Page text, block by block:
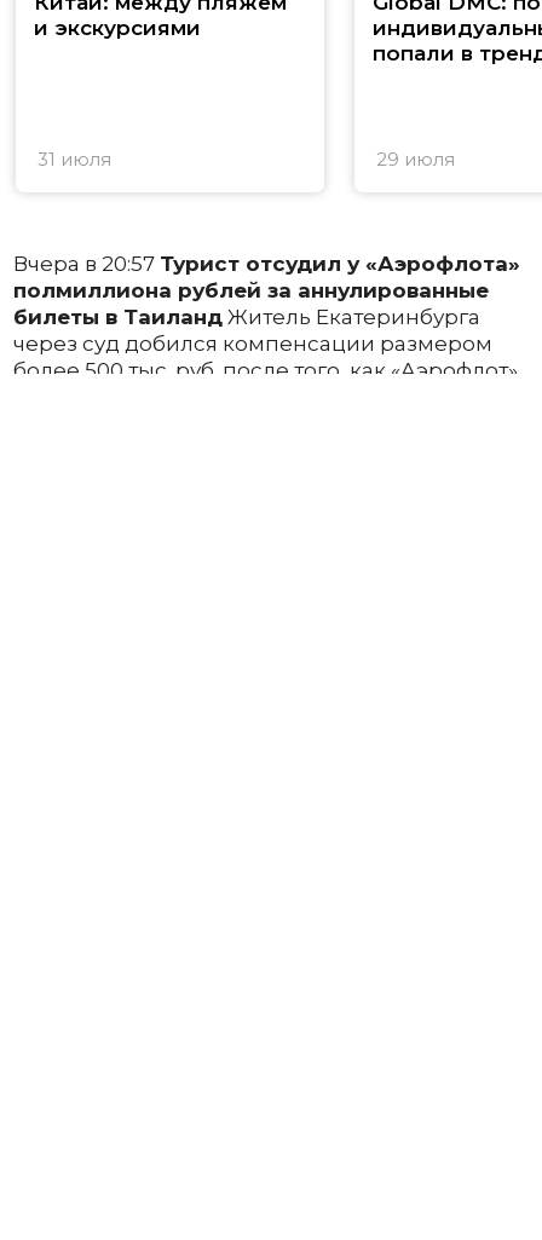
и экскурсиями
31 июля
попали в
29 июля
Вчера в 20:57 Турист отсудил у «Аэрофлота»
полмиллиона рублей за аннулированные
билеты в ТаиландЖитель Екатеринбурга
через суд добился компенсации размером
более 500 тыс. руб. после того, как «Аэрофлот»